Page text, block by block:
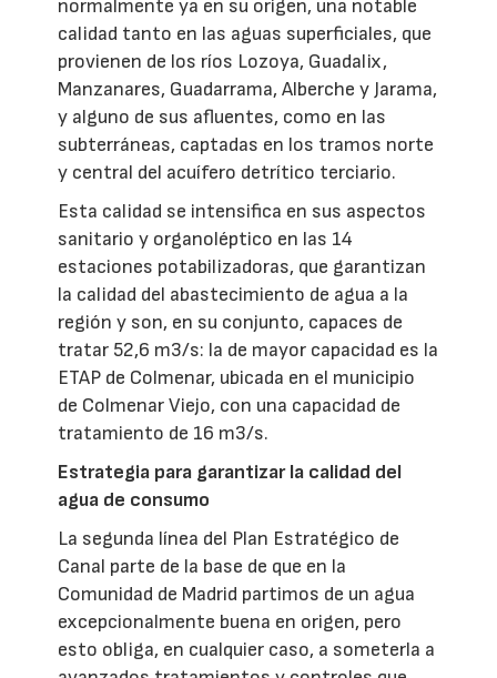
normalmente ya en su origen, una notable
calidad tanto en las aguas superficiales, que
provienen de los ríos Lozoya, Guadalix,
Manzanares, Guadarrama, Alberche y Jarama,
y alguno de sus afluentes, como en las
subterráneas, captadas en los tramos norte
y central del acuífero detrítico terciario.
Esta calidad se intensifica en sus aspectos
sanitario y organoléptico en las 14
estaciones potabilizadoras, que garantizan
la calidad del abastecimiento de agua a la
región y son, en su conjunto, capaces de
tratar 52,6 m3/s: la de mayor capacidad es la
ETAP de Colmenar, ubicada en el municipio
de Colmenar Viejo, con una capacidad de
tratamiento de 16 m3/s.
Estrategia para garantizar la calidad del
agua de consumo
La segunda línea del Plan Estratégico de
Canal parte de la base de que en la
Comunidad de Madrid partimos de un agua
excepcionalmente buena en origen, pero
esto obliga, en cualquier caso, a someterla a